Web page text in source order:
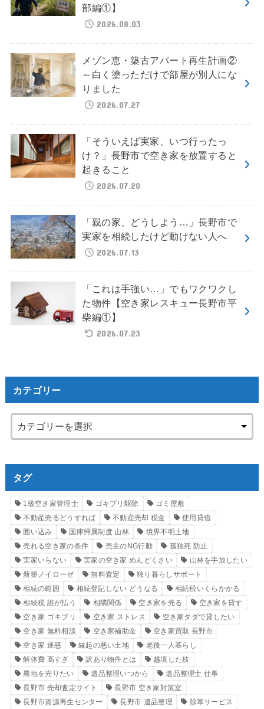
部編①】
2026.08.03
メゾン恵・築古アパート再生計画②
～白く塗っただけで部屋が別人にな
りました
2026.07.27
「そういえば実家、いつ行ったっ
け？」長野市で空き家を放置すると
起きること
2026.07.20
「親の家、どうしよう…」長野市で
実家を相続したけど動けない人へ
2026.07.13
「これは手強い…」でもワクワクし
た物件【空き家レスキュー長野市平
柴編①】
2026.07.23
カテゴリー
タグ
1級空き家管理士 ゴキブリ駆除
ゴミ屋敷
不動産売るどうすれば
不動産売却 税金
使用貸借
囲い込み
国庫帰属制度 山林
境界不明土地
売れる空き家の条件
売主のNG行動
孤独死 防止
実家いらない
実家の空き家 めんどくさい
山林を手放したい
新築ノイローゼ
無料査定
独り暮らしサポート
相続の範囲
相続登記しない どうなる
相続税いくらかかる
相続税 誰が払う
相隣関係 空き家を売る
空き家を貸す
空き家 ゴキブリ
空き家 ストレス
空き家タダで貸したい
空き家 無料相談
空き家補助金
空き家買取 長野市
空き家 迷惑
縁起の悪い土地
老後一人暮らし
解体費 高すぎ
訳あり物件とは
越境した枝
農地を売りたい
遺品整理いつから
遺品整理士 仕事
長野市 売却査定サイト
長野市 空き家対策室
長野市資源再生センター
長野市 遺品整理 除草サービス